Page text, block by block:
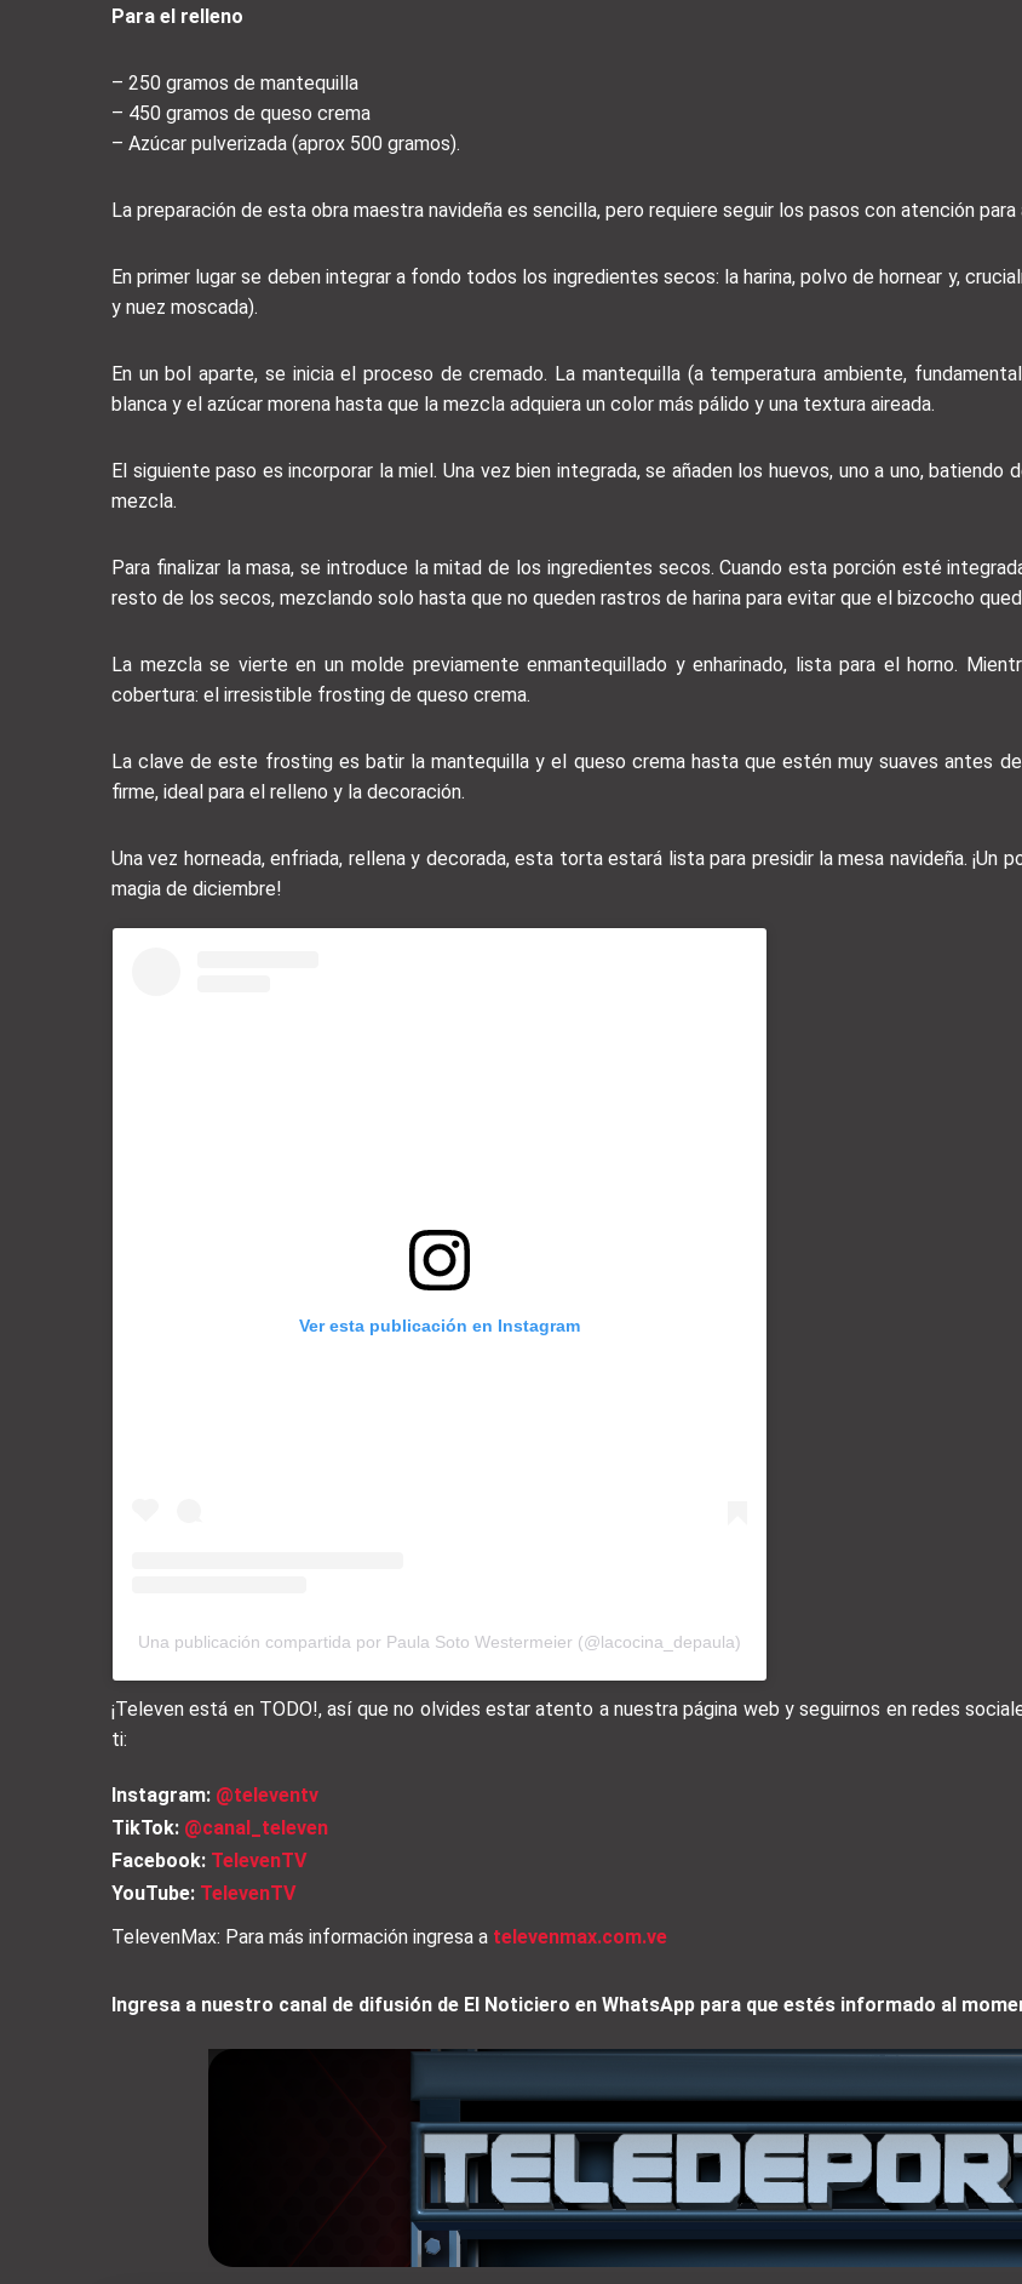
Para el relleno
– 250 gramos de mantequilla
– 450 gramos de queso crema
– Azúcar pulverizada (aprox 500 gramos).
La preparación de esta obra maestra navideña es sencilla, pero requiere seguir los pasos con atención
En primer lugar se deben integrar a fondo todos los ingredientes secos: la harina, polvo de hornear y,
y nuez moscada).
En un bol aparte, se inicia el proceso de cremado. La mantequilla (a temperatura ambiente,
blanca y el azúcar morena hasta que la mezcla adquiera un color más pálido y una textura aireada.
El siguiente paso es incorporar la miel. Una vez bien integrada, se añaden los huevos, uno a uno,
mezcla.
Para finalizar la masa, se introduce la mitad de los ingredientes secos. Cuando esta porción esté
resto de los secos, mezclando solo hasta que no queden rastros de harina para evitar que el bizcocho
La mezcla se vierte en un molde previamente enmantequillado y enharinado, lista para el horno.
cobertura: el irresistible frosting de queso crema.
La clave de este frosting es batir la mantequilla y el queso crema hasta que estén muy suaves antes
firme, ideal para el relleno y la decoración.
Una vez horneada, enfriada, rellena y decorada, esta torta estará lista para presidir la mesa navideña.
magia de diciembre!
Ver esta publicación en Instagram
Una publicación compartida por Paula Soto Westermeier (@lacocina_depaula)
¡Televen está en TODO!, así que no olvides estar atento a nuestra página web y seguirnos en redes
ti:
Instagram: @televentv
TikTok: @canal_televen
Facebook: TelevenTV
YouTube: TelevenTV
TelevenMax: Para más información ingresa a televenmax.com.ve
Ingresa a nuestro canal de difusión de El Noticiero en WhatsApp para que estés informado al